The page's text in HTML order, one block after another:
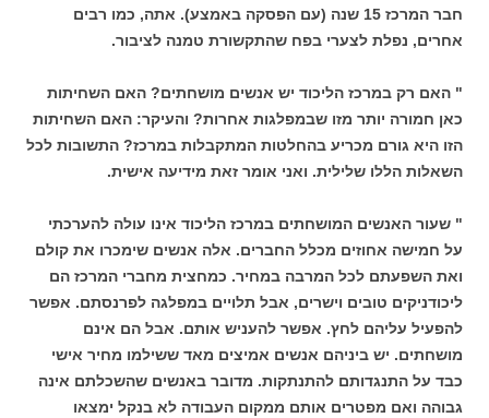
חבר המרכז 15 שנה (עם הפסקה באמצע). אתה, כמו רבים
אחרים, נפלת לצערי בפח שהתקשורת טמנה לציבור.
" האם רק במרכז הליכוד יש אנשים מושחתים? האם השחיתות
כאן חמורה יותר מזו שבמפלגות אחרות? והעיקר: האם השחיתות
הזו היא גורם מכריע בהחלטות המתקבלות במרכז? התשובות לכל
השאלות הללו שלילית. ואני אומר זאת מידיעה אישית.
" שעור האנשים המושחתים במרכז הליכוד אינו עולה להערכתי
על חמישה אחוזים מכלל החברים. אלה אנשים שימכרו את קולם
ואת השפעתם לכל המרבה במחיר. כמחצית מחברי המרכז הם
ליכודניקים טובים וישרים, אבל תלויים במפלגה לפרנסתם. אפשר
להפעיל עליהם לחץ. אפשר להעניש אותם. אבל הם אינם
מושחתים. יש ביניהם אנשים אמיצים מאד ששילמו מחיר אישי
כבד על התנגדותם להתנתקות. מדובר באנשים שהשכלתם אינה
גבוהה ואם מפטרים אותם ממקום העבודה לא בנקל ימצאו